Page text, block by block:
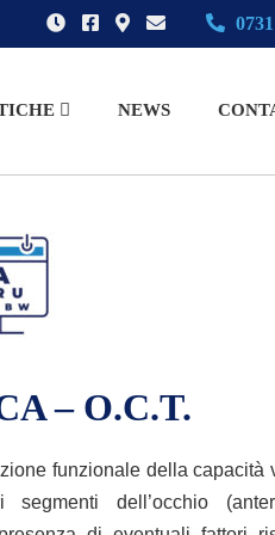
NEWS
– O.C.T.
funzionale della capacità
segmenti dell’occhio